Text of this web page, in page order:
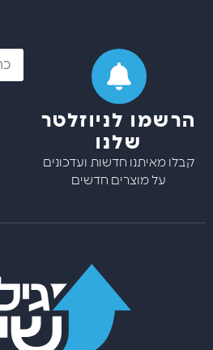
הרשמו לניוזלטר
שלנו
קבלו מאיתנו חדשות ועדכונים
על מוצרים חדשים